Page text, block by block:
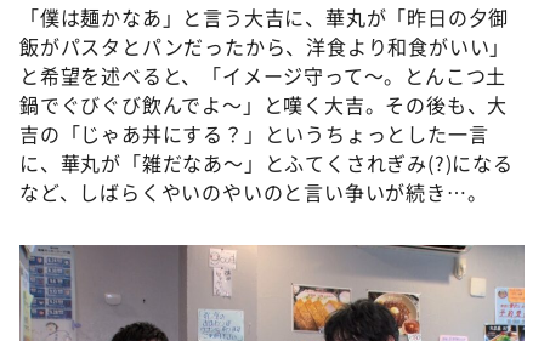
「僕は麺かなあ」と言う大吉に、華丸が「昨日の夕御
飯がパスタとパンだったから、洋食より和食がいい」
と希望を述べると、「イメージ守って〜。とんこつ土
鍋でぐびぐび飲んでよ〜」と嘆く大吉。その後も、大
吉の「じゃあ丼にする？」というちょっとした一言
に、華丸が「雑だなあ〜」とふてくされぎみ(?)になる
など、しばらくやいのやいのと言い争いが続き…。